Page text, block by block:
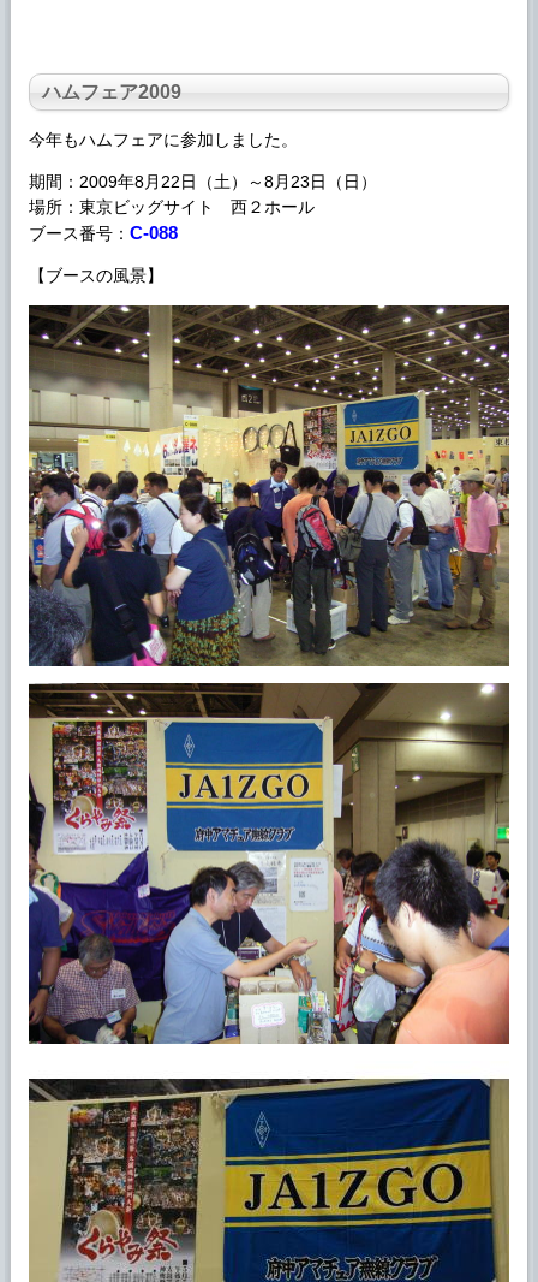
ハムフェア2009
今年もハムフェアに参加しました。
期間：2009年8月22日（土）～8月23日（日）
場所：東京ビッグサイト 西２ホール
ブース番号： C-088
【ブースの風景】